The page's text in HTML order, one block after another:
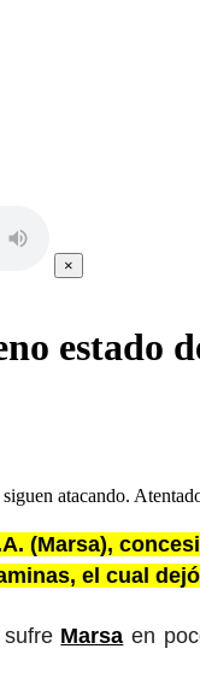
×
estado
atacando.
(Marsa),
el cual
Marsa en